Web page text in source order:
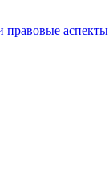
правовые аспекты